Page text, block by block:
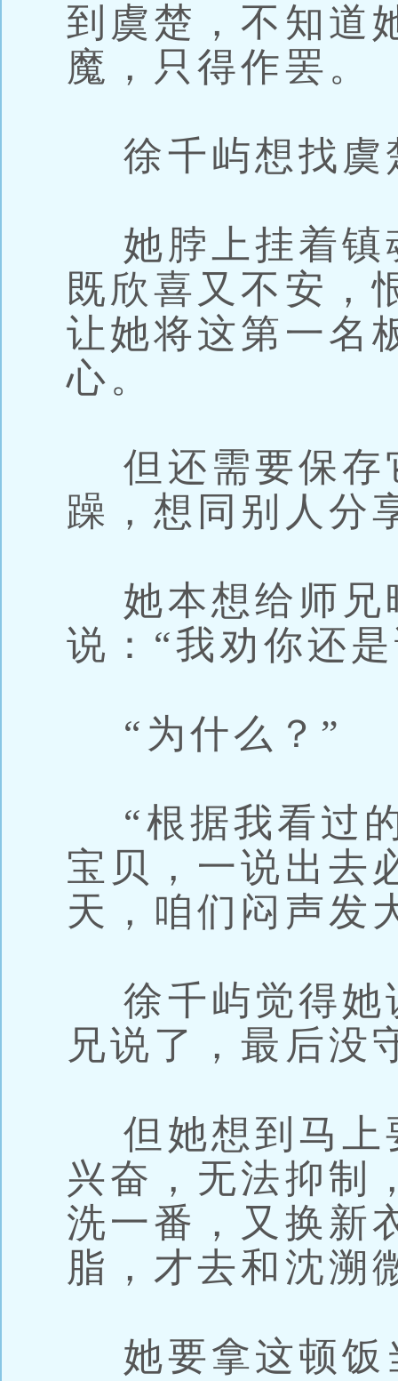
到虞楚，不知道
魔，只得作罢。
徐千屿想找虞
她脖上挂着镇
既欣喜又不安，
让她将这第一名
心。
但还需要保存
躁，想同别人分
她本想给师兄
说：“我劝你还
“为什么？”
“根据我看过
宝贝，一说出去
天，咱们闷声发
徐千屿觉得她
兄说了，最后没
但她想到马上
兴奋，无法抑制
洗一番，又换新
脂，才去和沈溯
她要拿这顿饭